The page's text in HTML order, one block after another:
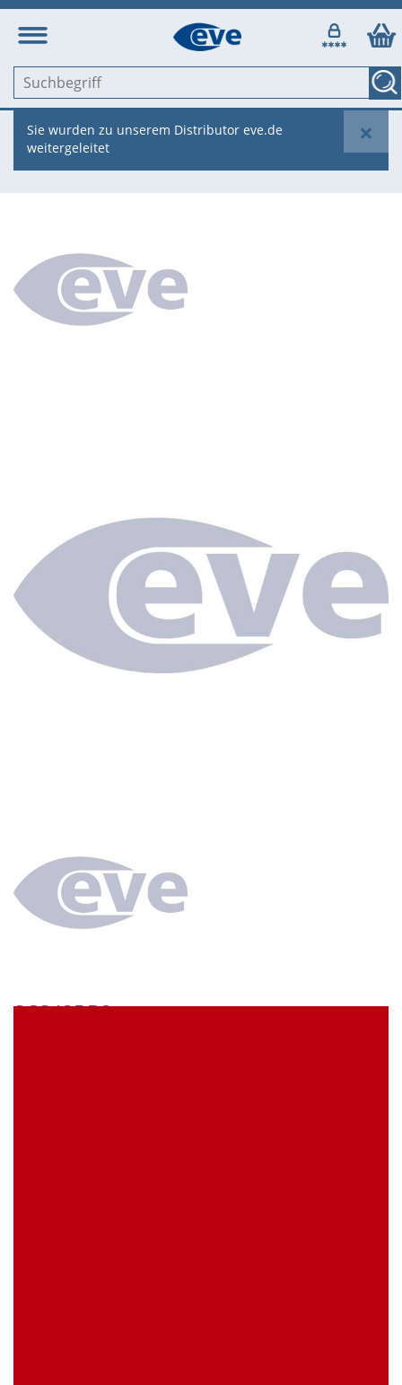
×
Sie wurden zu unserem Distributor eve.de
weitergeleitet
SCS43BB3